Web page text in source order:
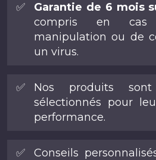
✅ Garantie de 6 mois
compris en cas
manipulation ou de
un virus.
✅
Nos produits sont
sélectionnés pour
performance.
✅
Conseils